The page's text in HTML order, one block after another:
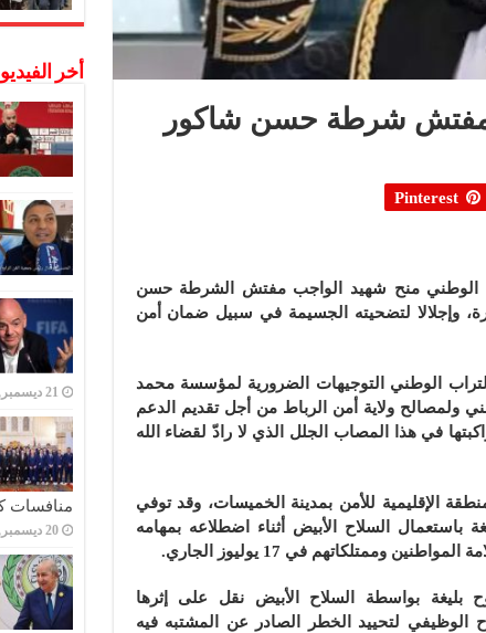
مفتش شرطة حسن شاكور
Pinterest
الوطني منح شهيد الواجب مفتش الشرطة حسن
وإجلالا لتضحيته الجسيمة في سبيل ضمان أمن
الوطني التوجيهات الضرورية لمؤسسة محمد
ولمصالح ولاية أمن الرباط من أجل تقديم الدعم
في هذا المصاب الجلل الذي لا رادّ لقضاء الله
الإقليمية للأمن بمدينة الخميسات، وقد توفي
السلاح الأبيض أثناء اضطلاعه بمهامه
وممتلكاتهم في 17 يوليوز الجاري.
بليغة بواسطة السلاح الأبيض نقل على إثرها
الوظيفي لتحييد الخطر الصادر عن المشتبه فيه
أخر
21 ديسمبر,2022
منافسات
20 ديسمبر,2022